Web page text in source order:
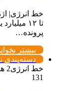
خط انرژی|
تا ۱۲
پرونده…
بیشتر
دسته‌بندی
خط انرژی2 هفته پیش
131